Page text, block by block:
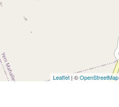
Leaflet | ©OpenStreetMap